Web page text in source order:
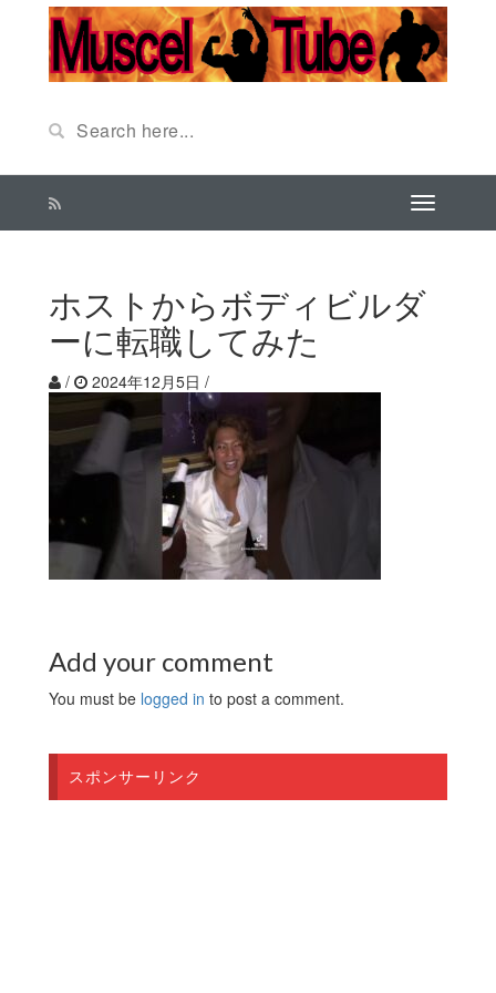
ホストからボディビルダ
ーに転職してみた
/ 2024年12月5日 /
Add your comment
You must be logged in to post a comment.
スポンサーリンク